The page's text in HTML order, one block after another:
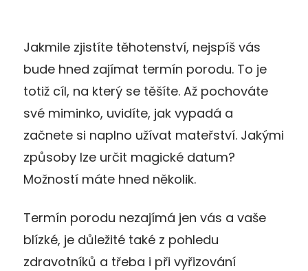
Jakmile zjistíte těhotenství, nejspíš vás
bude hned zajímat termín porodu. To je
totiž cíl, na který se těšíte. Až pochováte
své miminko, uvidíte, jak vypadá a
začnete si naplno užívat mateřství. Jakými
způsoby lze určit magické datum?
Možností máte hned několik.
Termín porodu nezajímá jen vás a vaše
blízké, je důležité také z pohledu
zdravotníků a třeba i při vyřizování